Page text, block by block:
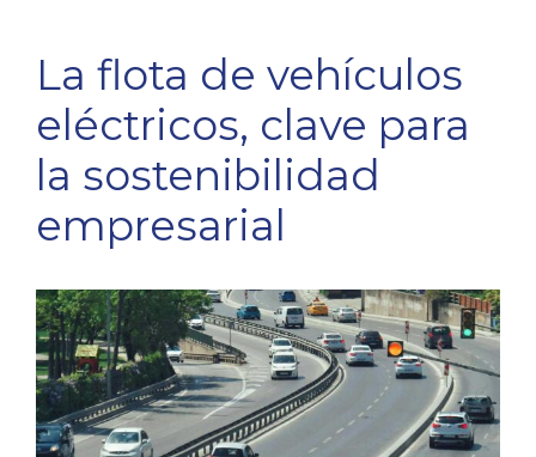
La flota de vehículos
eléctricos, clave para
la sostenibilidad
empresarial